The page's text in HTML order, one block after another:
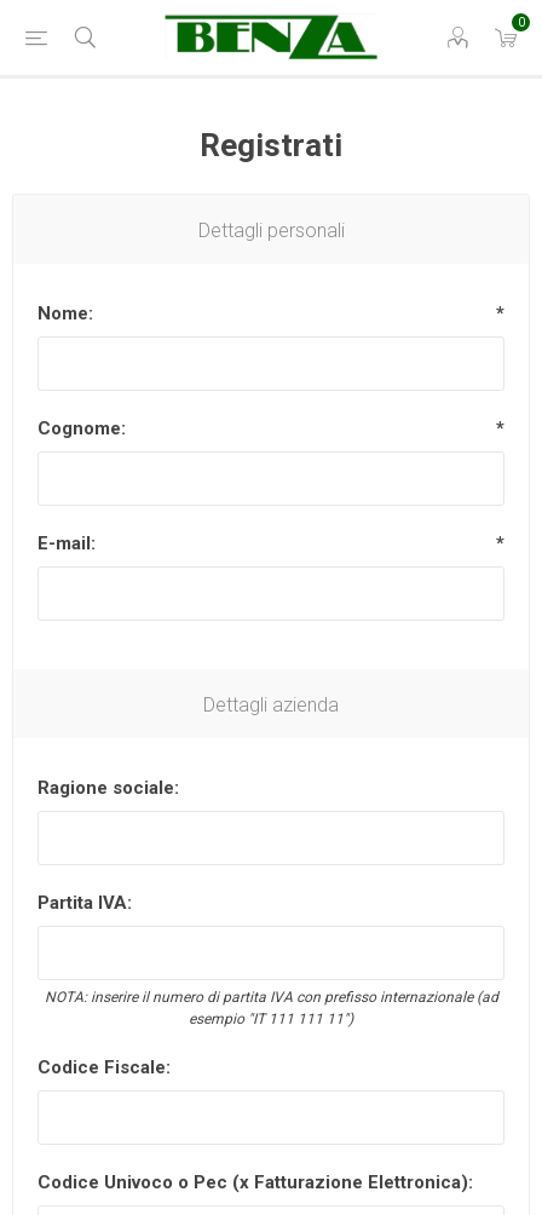
0
Registrati
Dettagli personali
Nome: *
Cognome: *
E-mail: *
Dettagli azienda
Ragione sociale:
Partita IVA:
NOTA: inserire il numero di partita IVA con prefisso internazionale (ad
esempio "IT 111 111 11")
Codice Fiscale:
Codice Univoco o Pec (x Fatturazione Elettronica):